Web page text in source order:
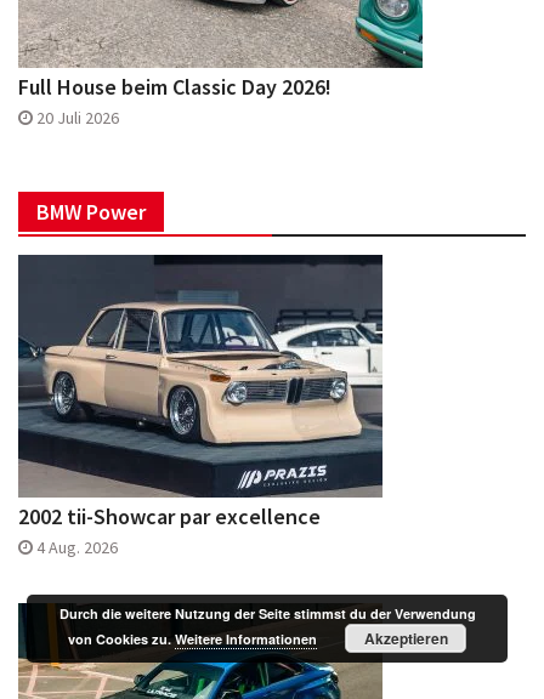
Full House beim Classic Day 2026!
20 Juli 2026
BMW Power
2002 tii-Showcar par excellence
4 Aug. 2026
Durch die weitere Nutzung der Seite stimmst du der Verwendung
von Cookies zu.Weitere Informationen Akzeptieren